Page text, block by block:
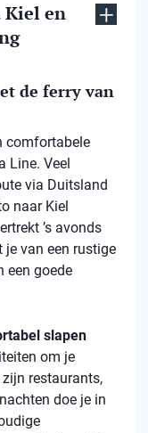
Kiel en
de ferry van
comfortabele
Line. Veel
via Duitsland
naar Kiel
’s avonds
je van een rustige
een goede
slapen
om je
restaurants,
doe je in